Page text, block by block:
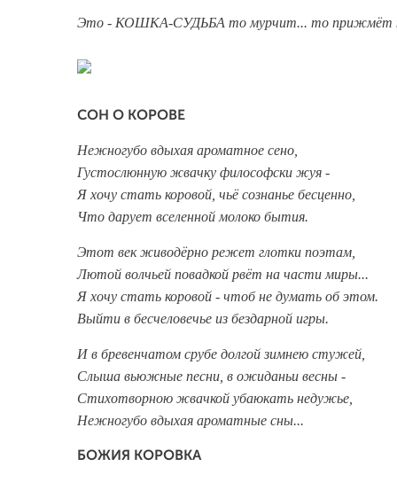
Это - КОШКА-СУДЬБА то мурчит... то прижмёт
СОН О КОРОВЕ
Нежногубо вдыхая ароматное сено,
Густослюнную жвачку философски жуя -
Я хочу стать коровой, чьё сознанье бесценно,
Что дарует вселенной молоко бытия.
Этот век живодёрно режет глотки поэтам,
Лютой волчьей повадкой рвёт на части миры...
Я хочу стать коровой - чтоб не думать об этом.
Выйти в бесчеловечье из бездарной игры.
И в бревенчатом срубе долгой зимнею стужей,
Слыша вьюжные песни, в ожиданьи весны -
Стихотворною жвачкой убаюкать недужье,
Нежногубо вдыхая ароматные сны...
БОЖИЯ КОРОВКА